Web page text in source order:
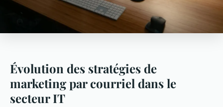
Évolution des stratégies de
marketing par courriel dans le
secteur IT